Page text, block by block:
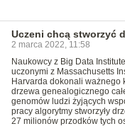
Uczeni chcą stworzyć
2 marca 2022, 11:58
Naukowcy z Big Data
uczonymi z Massachusetts
Harvarda dokonali ważnego
drzewa genealogicznego
genomów ludzi żyjących
pracy algorytmy stworzyły
27 milionów przodków tych